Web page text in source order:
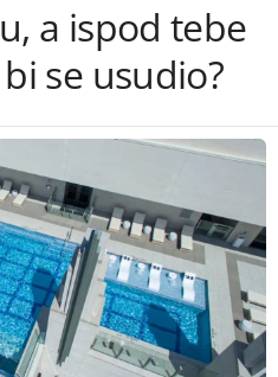
a ispod tebe
se usudio?